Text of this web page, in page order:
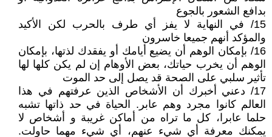
بدافع الشعور بالجوع
15/ في النهاية لا يفز أي طرف بالحرب لكن الأكيد
والمؤكد أنهم جميعا خاسرون
16/ بإمكان الوهم أن يضيع أيامك أو يفقدك لذتها، بإمكان
الوهم أن يخرب حياتك، بعض الأوهام إن لم يكن كلها لها
تأثير سلبي على الصحة قد يصل إلى حد الموت
17/ دعني أخبرك أن الأشخاص الذين عرفتهم في هذا
العالم كانوا مجرد وهم عابر. الحياة في حد ذاتها تشبه
حلما عابرا، كل ما تراه من أماكن غريبة و أشخاص لا
يمكنك معرفة أي شيء عنهم، أي شيء مهما حاولت.